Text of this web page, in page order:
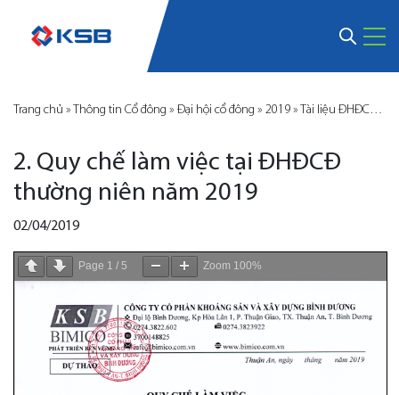
Trang chủ » Thông tin Cổ đông » Đại hội cổ đông » 2019 » Tài liệu ĐHĐCĐ thường niên
2. Quy chế làm việc tại ĐHĐCĐ
thường niên năm 2019
02/04/2019
Page 1 / 5 Zoom 100%